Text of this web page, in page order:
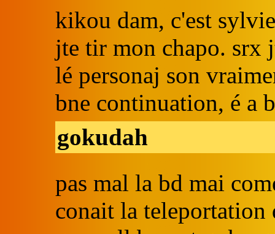
kikou dam, c'est sylvie
jte tir mon chapo. srx
lé personaj son
bne continuation, é a
gokudah
pas mal la bd mai
conait la teleportation